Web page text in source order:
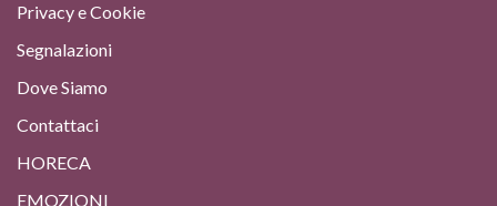
Privacy e Cookie
Segnalazioni
Dove Siamo
Contattaci
HORECA
EMOZIONI